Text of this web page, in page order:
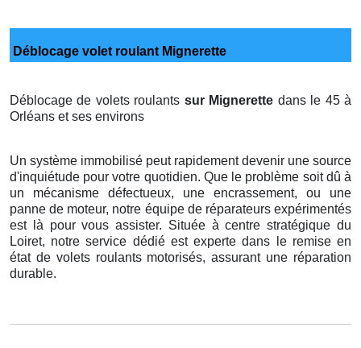
Déblocage volet roulant Mignerette
Déblocage de volets roulants sur Mignerette dans le 45 à
Orléans et ses environs
Un système immobilisé peut rapidement devenir une source
d'inquiétude pour votre quotidien. Que le problème soit dû à
un mécanisme défectueux, une encrassement, ou une
panne de moteur, notre équipe de réparateurs expérimentés
est là pour vous assister. Située à centre stratégique du
Loiret, notre service dédié est experte dans le remise en
état de volets roulants motorisés, assurant une réparation
durable.